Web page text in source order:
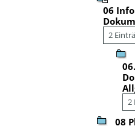
06
2
2
08